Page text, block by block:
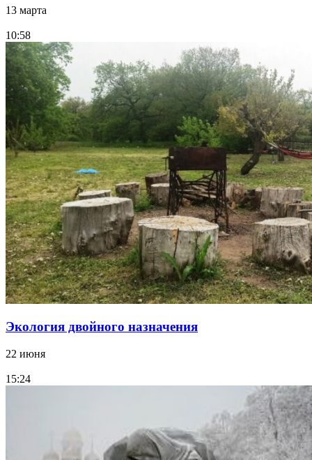
13 марта
10:58
Экология двойного назначения
22 июня
15:24